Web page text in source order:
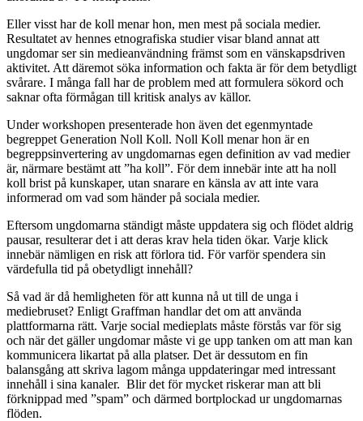
Eller visst har de koll menar hon, men mest på sociala medier.
Resultatet av hennes etnografiska studier visar bland annat att
ungdomar ser sin medieanvändning främst som en vänskapsdriven
aktivitet. Att däremot söka information och fakta är för dem betydligt
svårare. I många fall har de problem med att formulera sökord och
saknar ofta förmågan till kritisk analys av källor.
Under workshopen presenterade hon även det egenmyntade
begreppet Generation Noll Koll. Noll Koll menar hon är en
begreppsinvertering av ungdomarnas egen definition av vad medier
är, närmare bestämt att ”ha koll”. För dem innebär inte att ha noll
koll brist på kunskaper, utan snarare en känsla av att inte vara
informerad om vad som händer på sociala medier.
Eftersom ungdomarna ständigt måste uppdatera sig och flödet aldrig
pausar, resulterar det i att deras krav hela tiden ökar. Varje klick
innebär nämligen en risk att förlora tid. För varför spendera sin
värdefulla tid på obetydligt innehåll?
Så vad är då hemligheten för att kunna nå ut till de unga i
mediebruset? Enligt Graffman handlar det om att använda
plattformarna rätt. Varje social medieplats måste förstås var för sig
och när det gäller ungdomar måste vi ge upp tanken om att man kan
kommunicera likartat på alla platser. Det är dessutom en fin
balansgång att skriva lagom många uppdateringar med intressant
innehåll i sina kanaler. Blir det för mycket riskerar man att bli
förknippad med ”spam” och därmed bortplockad ur ungdomarnas
flöden.